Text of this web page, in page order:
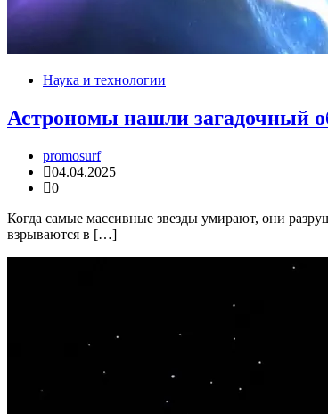
Наука и технологии
Астрономы нашли загадочный
promosurf
04.04.2025
0
Когда самые массивные звезды умирают, они
взрываются в […]